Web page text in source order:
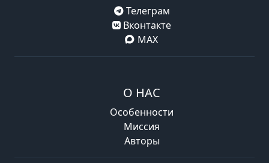
Телеграм
Вконтакте
MAX
О НАС
Особенности
Миссия
Авторы